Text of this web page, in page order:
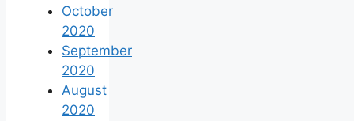
October
2020
September
2020
August
2020